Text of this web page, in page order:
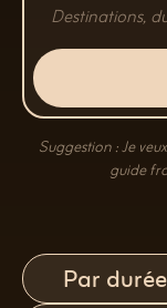
Suggestion : Je
guide